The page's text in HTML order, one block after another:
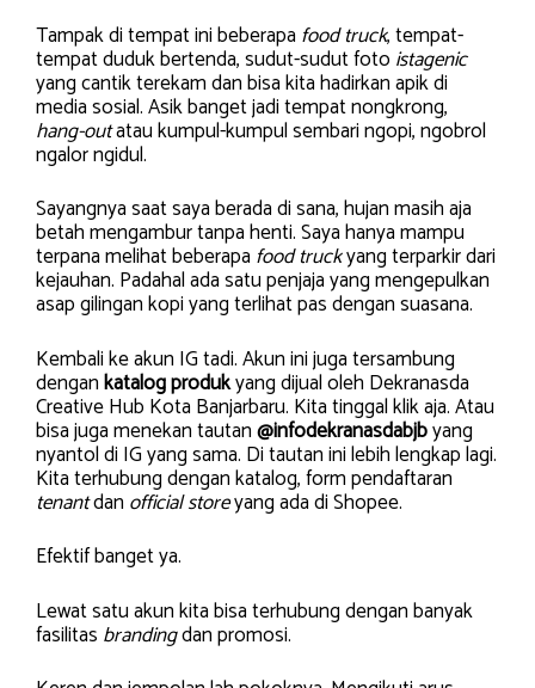
Tampak di tempat ini beberapa food truck, tempat-
tempat duduk bertenda, sudut-sudut foto istagenic
yang cantik terekam dan bisa kita hadirkan apik di
media sosial. Asik banget jadi tempat nongkrong,
hang-outatau kumpul-kumpul sembari ngopi, ngobrol
ngalor ngidul.
Sayangnya saat saya berada di sana, hujan masih aja
betah mengambur tanpa henti. Saya hanya mampu
terpana melihat beberapa food truckyang terparkir dari
kejauhan. Padahal ada satu penjaja yang mengepulkan
asap gilingan kopi yang terlihat pas dengan suasana.
Kembali ke akun IG tadi. Akun ini juga tersambung
dengankatalog produkyang dijual oleh Dekranasda
Creative Hub Kota Banjarbaru. Kita tinggal klik aja. Atau
bisa juga menekan tautan@infodekranasdabjbyang
nyantol di IG yang sama. Di tautan ini lebih lengkap lagi.
Kita terhubung dengan katalog, form pendaftaran
tenantdan official storeyang ada di Shopee.
Efektif banget ya.
Lewat satu akun kita bisa terhubung dengan banyak
fasilitas brandingdan promosi.